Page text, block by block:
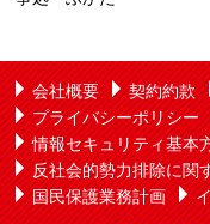
会社概要 契約約款
プライバシーポリシー
情報セキュリティ基本
反社会的勢力排除に関
国民保護業務計画